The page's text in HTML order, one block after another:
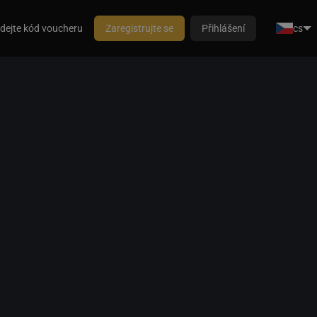
kód voucheru Zaregistrujte se Přihlášení cs